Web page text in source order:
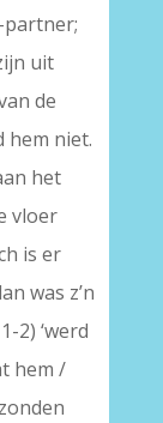
partner;
uit
de
hem niet.
het
vloer
is er
was z’n
2) ‘werd
hem /